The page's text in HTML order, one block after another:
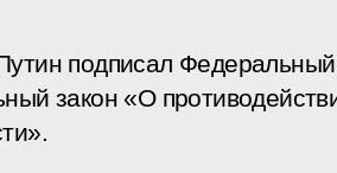
подписал
закон «О